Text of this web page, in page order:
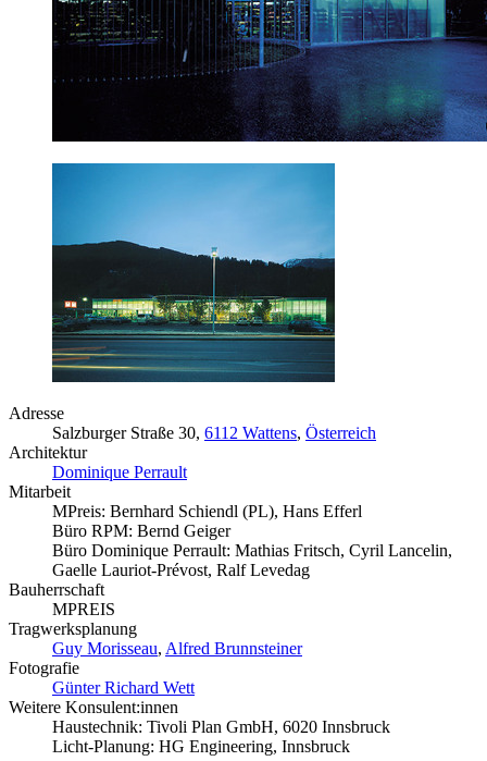
Adresse
Salzburger Straße 30, 6112 Wattens, Österreich
Architektur
Dominique Perrault
Mitarbeit
MPreis: Bernhard Schiendl (PL), Hans Efferl
Büro RPM: Bernd Geiger
Büro Dominique Perrault: Mathias Fritsch, Cyril Lancelin,
Gaelle Lauriot-Prévost, Ralf Levedag
Bauherrschaft
MPREIS
Tragwerksplanung
Guy Morisseau, Alfred Brunnsteiner
Fotografie
Günter Richard Wett
Weitere Konsulent:innen
Haustechnik: Tivoli Plan GmbH, 6020 Innsbruck
Licht-Planung: HG Engineering, Innsbruck